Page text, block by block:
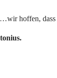
hoffen, dass